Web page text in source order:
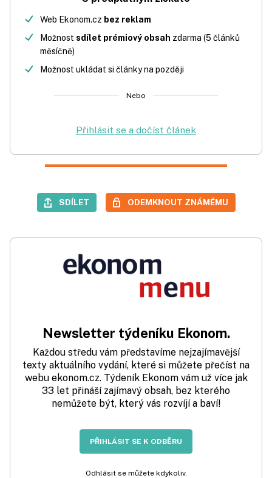
Web Ekonom.cz bez reklam
Možnost sdílet prémiový obsah zdarma (5 článků
měsíčně)
Možnost ukládat si články na později
Nebo
Přihlásit se a dočíst článek
SDÍLET ODEMKNOUT ZNÁMÉMU
Newsletter týdeníku Ekonom.
Každou středu vám představíme nejzajímavější
texty aktuálního vydání, které si můžete přečíst na
webu ekonom.cz. Týdeník Ekonom vám už více jak
33 let přináší zajímavý obsah, bez kterého
nemůžete být, který vás rozvíjí a baví!
PŘIHLÁSIT SE K ODBĚRU
Odhlásit se můžete kdykoliv.